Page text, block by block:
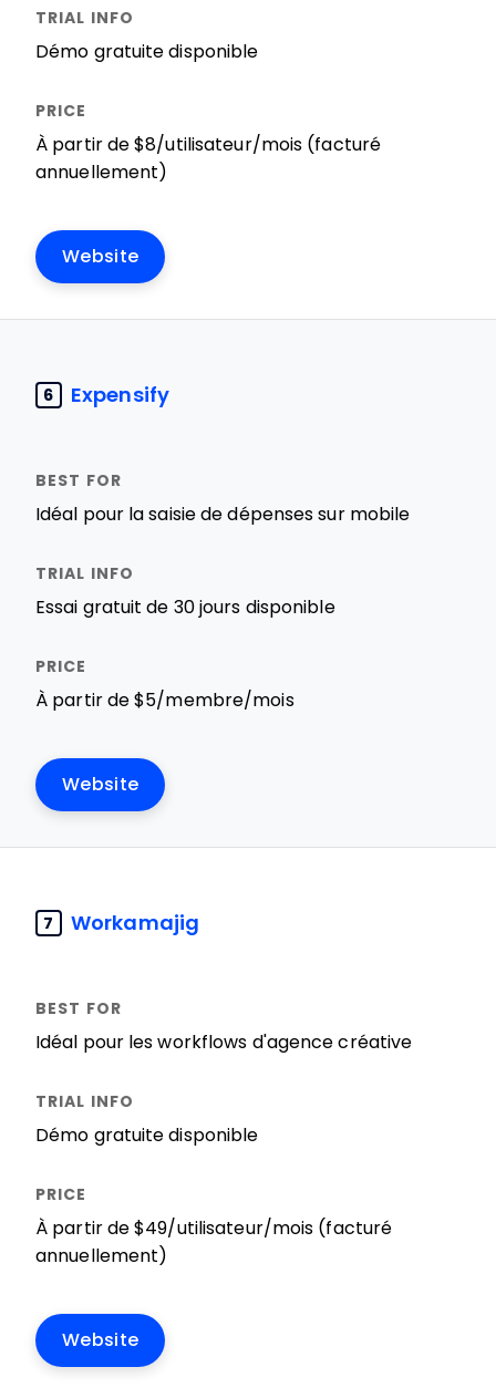
Démo gratuite disponible
À partir de $8/utilisateur/mois (facturé
annuellement)
Website
6 Expensify
Idéal pour la saisie de dépenses sur mobile
Essai gratuit de 30 jours disponible
À partir de $5/membre/mois
Website
7 Workamajig
Idéal pour les workflows d'agence créative
Démo gratuite disponible
À partir de $49/utilisateur/mois (facturé
annuellement)
Website